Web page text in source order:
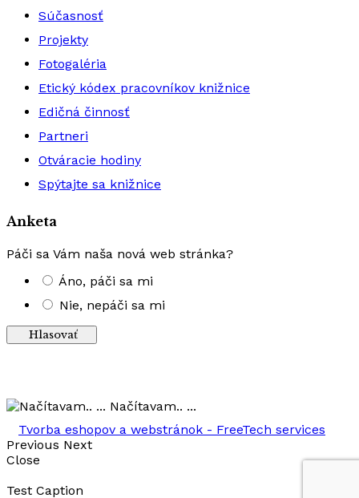
Súčasnosť
Projekty
Fotogaléria
Etický kódex pracovníkov knižnice
Edičná činnosť
Partneri
Otváracie hodiny
Spýtajte sa knižnice
Anketa
Páči sa Vám naša nová web stránka?
Áno, páči sa mi
Nie, nepáči sa mi
Načítavam.. ...
Tvorba eshopov a webstránok - FreeTech services
Previous Next
Close
Test Caption